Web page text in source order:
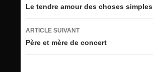
des
articles
Le tendre amour des choses simples
ARTICLE SUIVANT
Père et mère de concert